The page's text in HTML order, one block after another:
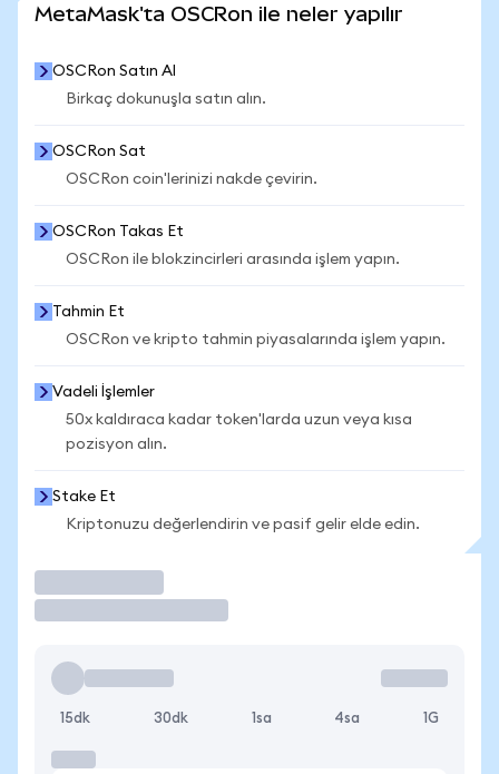
MetaMask'ta OSCRon ile neler yapılır
OSCRon Satın Al
Birkaç dokunuşla satın alın.
OSCRon Sat
OSCRon coin'lerinizi nakde çevirin.
OSCRon Takas Et
OSCRon ile blokzincirleri arasında işlem yapın.
Tahmin Et
OSCRon ve kripto tahmin piyasalarında işlem yapın.
Vadeli İşlemler
50x kaldıraca kadar token'larda uzun veya kısa
pozisyon alın.
Stake Et
Kriptonuzu değerlendirin ve pasif gelir elde edin.
15dk 30dk 1sa 4sa 1G